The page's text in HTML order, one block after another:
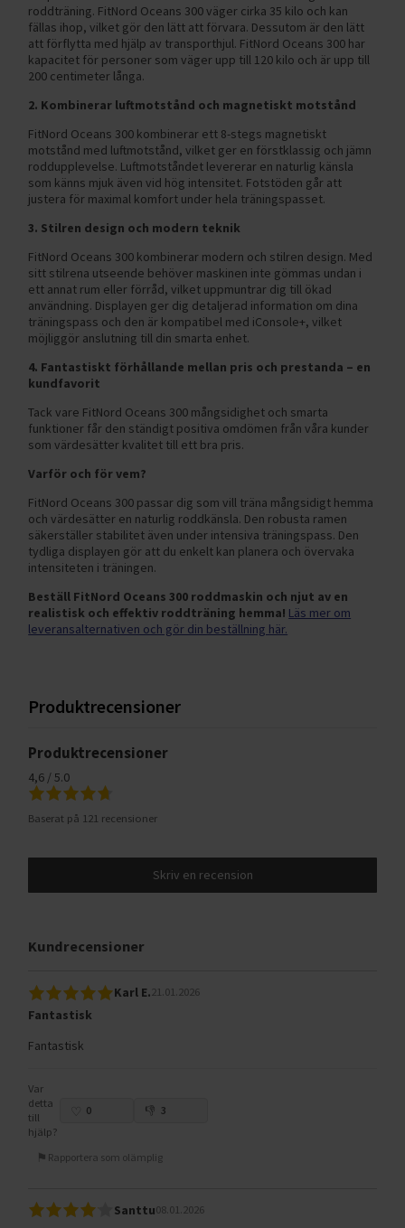
roddträning. FitNord Oceans 300 väger cirka 35 kilo och kan
fällas ihop, vilket gör den lätt att förvara. Dessutom är den lätt
att förflytta med hjälp av transporthjul. FitNord Oceans 300 har
kapacitet för personer som väger upp till 120 kilo och är upp till
200 centimeter långa.
2. Kombinerar luftmotstånd och magnetiskt motstånd
FitNord Oceans 300 kombinerar ett 8-stegs magnetiskt
motstånd med luftmotstånd, vilket ger en förstklassig och jämn
roddupplevelse. Luftmotståndet levererar en naturlig känsla
som känns mjuk även vid hög intensitet. Fotstöden går att
justera för maximal komfort under hela träningspasset.
3. Stilren design och modern teknik
FitNord Oceans 300 kombinerar modern och stilren design. Med
sitt stilrena utseende behöver maskinen inte gömmas undan i
ett annat rum eller förråd, vilket uppmuntrar dig till ökad
användning. Displayen ger dig detaljerad information om dina
träningspass och den är kompatibel med iConsole+, vilket
möjliggör anslutning till din smarta enhet.
4. Fantastiskt förhållande mellan pris och prestanda – en
kundfavorit
Tack vare FitNord Oceans 300 mångsidighet och smarta
funktioner får den ständigt positiva omdömen från våra kunder
som värdesätter kvalitet till ett bra pris.
Varför och för vem?
FitNord Oceans 300 passar dig som vill träna mångsidigt hemma
och värdesätter en naturlig roddkänsla. Den robusta ramen
säkerställer stabilitet även under intensiva träningspass. Den
tydliga displayen gör att du enkelt kan planera och övervaka
intensiteten i träningen.
Beställ FitNord Oceans 300 roddmaskin och njut av en
realistisk och effektiv roddträning hemma! Läs mer om
leveransalternativen och gör din beställning här.
Produktrecensioner
Produktrecensioner
4,6 / 5.0
Baserat på 121 recensioner
Skriv en recension
Kundrecensioner
Karl E.21.01.2026
Fantastisk
Fantastisk
Var
detta
till
hjälp?
0 3
Rapportera som olämplig
Santtu08.01.2026